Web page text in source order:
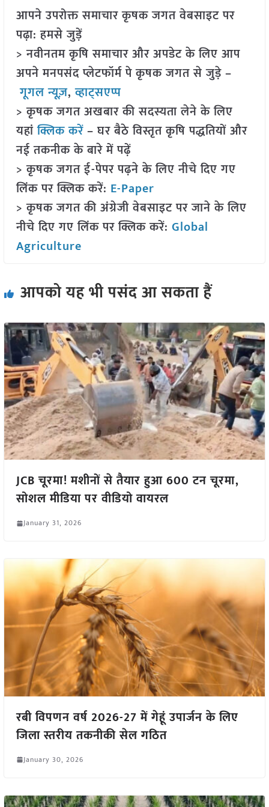
आपने उपरोक्त समाचार कृषक जगत वेबसाइट पर
पढ़ा: हमसे जुड़ें
> नवीनतम कृषि समाचार और अपडेट के लिए आप
अपने मनपसंद प्लेटफॉर्म पे कृषक जगत से जुड़े –
गूगल न्यूज़,व्हाट्सएप्प
> कृषक जगत अखबार की सदस्यता लेने के लिए
यहांक्लिक करें– घर बैठे विस्तृत कृषि पद्धतियों और
नई तकनीक के बारे में पढ़ें
> कृषक जगत ई-पेपर पढ़ने के लिए नीचे दिए गए
लिंक पर क्लिक करें: E-Paper
> कृषक जगत की अंग्रेजी वेबसाइट पर जाने के लिए
नीचे दिए गए लिंक पर क्लिक करें: Global
Agriculture
आपको यह भी पसंद आ सकता हैं
JCB चूरमा! मशीनों से तैयार हुआ 600 टन चूरमा,
सोशल मीडिया पर वीडियो वायरल
January 31, 2026
रबी विपणन वर्ष 2026-27 में गेहूं उपार्जन के लिए
जिला स्तरीय तकनीकी सेल गठित
January 30, 2026